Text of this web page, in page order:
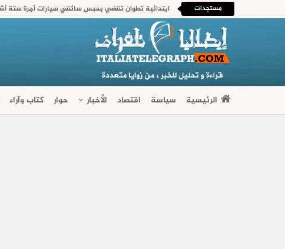
مستجدات
الرئيسية سياسة اقتصاد الأخبار حوار كتاب وآراء